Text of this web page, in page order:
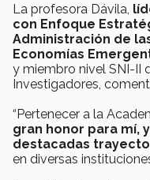
La profesora Dávila,
con Enfoque
Administración de
Economías
y miembro nivel SNI-II
Investigadores,
“Pertenecer a la
gran honor para mí,
destacadas
en diversas